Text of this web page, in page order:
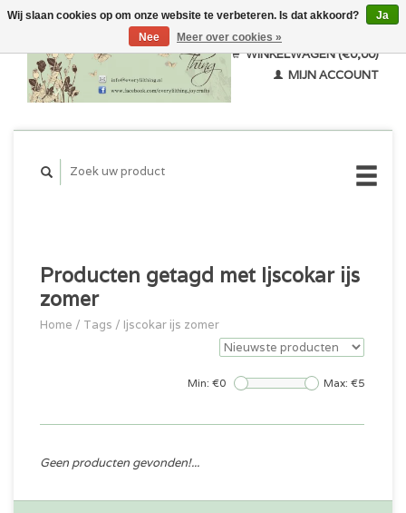
WINKELWAGEN (€0,00)
MIJN ACCOUNT
Producten getagd met Ijscokar ijs
zomer
Home / Tags / Ijscokar ijs zomer
Min: €0 Max: €5
Geen producten gevonden!...
Wij slaan cookies op om onze website te verbeteren. Is dat akkoord?
Ja
Nee
Meer over cookies »